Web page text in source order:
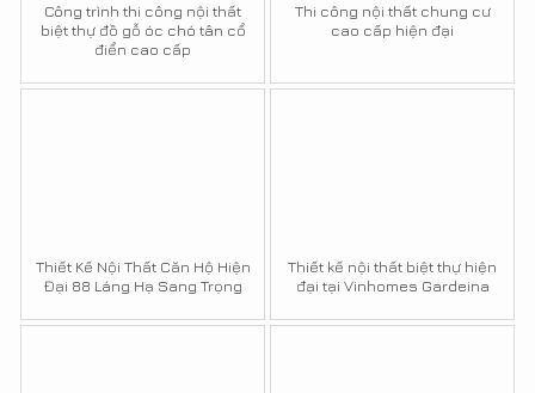
Công trình thi công nội thất
biệt thự đồ gỗ óc chó tân cổ
điển cao cấp
Thi công nội thất chung cư
cao cấp hiện đại
Thiết Kế Nội Thất Căn Hộ Hiện
Đại 88 Láng Hạ Sang Trọng
Thiết kế nội thất biệt thự hiện
đại tại Vinhomes Gardeina